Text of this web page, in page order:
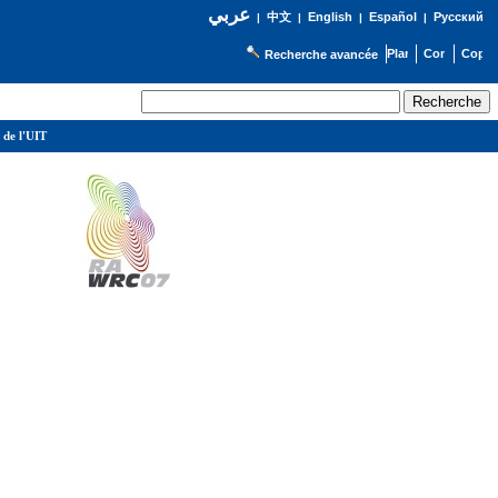
عربي| 中文| English | Español | Русский
Recherche avancée
de l'UIT